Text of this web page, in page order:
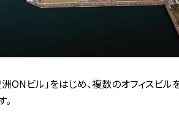
ビル」をはじめ、複数のオフィスビル